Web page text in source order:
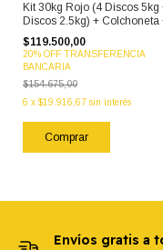
Kit 30kg Rojo (4 Discos 5kg
Discos 2.5kg) + Colchoneta
Mancuernas
$119.500,00
20% OFF TRANSFERENCIA
BANCARIA
$154.675,00
6 x $19.916,67 sin interés
Envíos gratis a